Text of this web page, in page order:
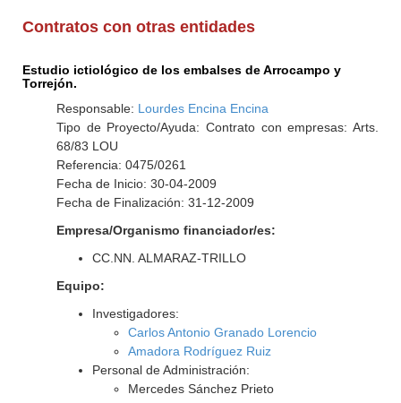
Contratos con otras entidades
Estudio ictiológico de los embalses de Arrocampo y
Torrejón.
Responsable: Lourdes Encina Encina
Tipo de Proyecto/Ayuda: Contrato con empresas: Arts.
68/83 LOU
Referencia: 0475/0261
Fecha de Inicio: 30-04-2009
Fecha de Finalización: 31-12-2009
Empresa/Organismo financiador/es:
CC.NN. ALMARAZ-TRILLO
Equipo:
Investigadores:
Carlos Antonio Granado Lorencio
Amadora Rodríguez Ruiz
Personal de Administración:
Mercedes Sánchez Prieto